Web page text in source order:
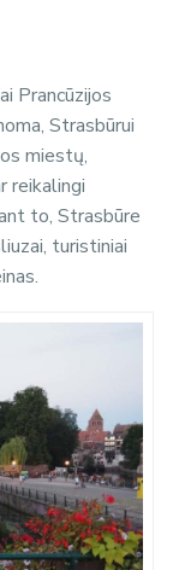
Prancūzijos
Strasbūrui
miestų,
reikalingi
to, Strasbūre
turistiniai